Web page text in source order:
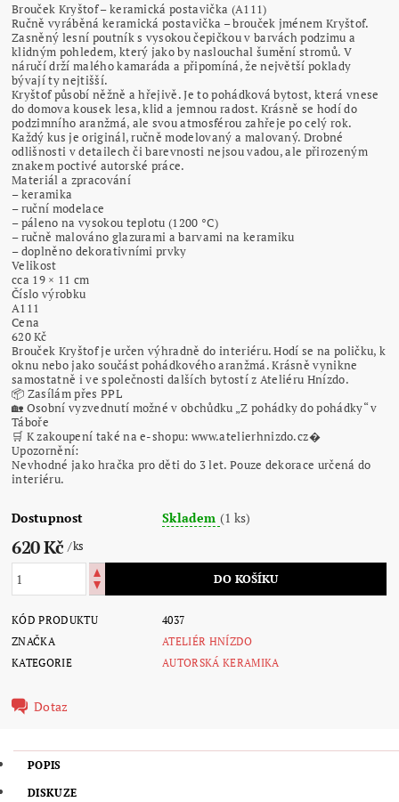
Brouček Kryštof – keramická postavička (A111)
Ručně vyráběná keramická postavička – brouček jménem Kryštof.
Zasněný lesní poutník s vysokou čepičkou v barvách podzimu a
klidným pohledem, který jako by naslouchal šumění stromů. V
náručí drží malého kamaráda a připomíná, že největší poklady
bývají ty nejtišší.
Kryštof působí něžně a hřejivě. Je to pohádková bytost, která vnese
do domova kousek lesa, klid a jemnou radost. Krásně se hodí do
podzimního aranžmá, ale svou atmosférou zahřeje po celý rok.
Každý kus je originál, ručně modelovaný a malovaný. Drobné
odlišnosti v detailech či barevnosti nejsou vadou, ale přirozeným
znakem poctivé autorské práce.
Materiál a zpracování
– keramika
– ruční modelace
– páleno na vysokou teplotu (1200 °C)
– ručně malováno glazurami a barvami na keramiku
– doplněno dekorativními prvky
Velikost
cca 19 × 11 cm
Číslo výrobku
A111
Cena
620 Kč
Brouček Kryštof je určen výhradně do interiéru. Hodí se na poličku, k
oknu nebo jako součást pohádkového aranžmá. Krásně vynikne
samostatně i ve společnosti dalších bytostí z Ateliéru Hnízdo.
📦 Zasílám přes PPL
🏡 Osobní vyzvednutí možné v obchůdku „Z pohádky do pohádky“ v
Táboře
🛒 K zakoupení také na e-shopu: www.atelierhnizdo.cz⁠�
Upozornění:
Nevhodné jako hračka pro děti do 3 let. Pouze dekorace určená do
interiéru.
Dostupnost Skladem (1 ks)
620 Kč/ ks
KÓD PRODUKTU
4037
ZNAČKA
ATELIÉR HNÍZDO
KATEGORIE
AUTORSKÁ KERAMIKA
Dotaz
POPIS
DISKUZE